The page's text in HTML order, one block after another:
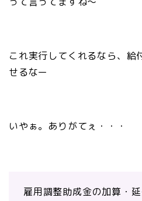
これ実行してくれるなら、給
せるなー
いやぁ。ありがてぇ・・・
雇用調整助成金の加算・